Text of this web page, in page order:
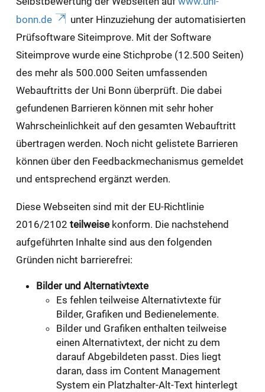
bonn.de
unter Hinzuziehung der automatisierten
Prüfsoftware Siteimprove. Mit der Software
Siteimprove wurde eine Stichprobe (12.500 Seiten)
des mehr als 500.000 Seiten umfassenden
Webauftritts der Uni Bonn überprüft. Die dabei
gefundenen Barrieren können mit sehr hoher
Wahrscheinlichkeit auf den gesamten Webauftritt
übertragen werden. Noch nicht gelistete Barrieren
können über den Feedbackmechanismus gemeldet
und entsprechend ergänzt werden.
Diese Webseiten sind mit der EU-Richtlinie
2016/2102 teilweisekonform. Die nachstehend
aufgeführten Inhalte sind aus den folgenden
Gründen nicht barrierefrei:
Bilder und Alternativtexte
Es fehlen teilweise Alternativtexte für
Bilder, Grafiken und Bedienelemente.
Bilder und Grafiken enthalten teilweise
einen Alternativtext, der nicht zu dem
darauf Abgebildeten passt. Dies liegt
daran, dass im Content Management
System ein Platzhalter-Alt-Text hinterlegt